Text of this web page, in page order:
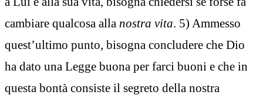
cambiare qualcosa alla nostra vita. 5) Ammesso
quest’ultimo punto, bisogna concludere che Dio
ha dato una Legge buona per farci buoni e che in
questa bontà consiste il segreto della nostra